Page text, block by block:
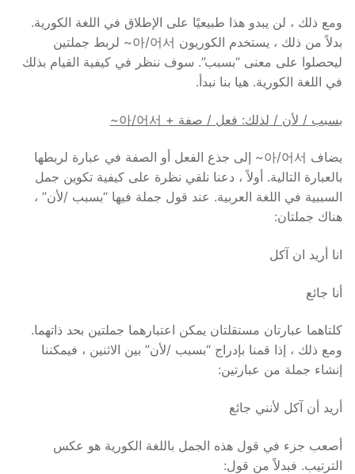
ومع ذلك ، لن يبدو هذا طبيعيًا على الإطلاق في اللغة الكورية.
بدلاً من ذلك ، يستخدم الكوريون 아/어서~ لربط جملتين
ليحصلوا على معنى “بسبب”. سوف ننظر في كيفية القيام بذلك
في اللغة الكورية. هيا بنا نبدأ.
بسبب / لأن / لذلك: فعل / صفة + 아/어서~
يضاف 아/어서~ إلى جذع الفعل أو الصفة في عبارة لربطها
بالعبارة التالية. أولاً ، دعنا نلقي نظرة على كيفية تكوين جمل
السببية في اللغة العربية. عند قول جملة فيها “بسبب /لأن” ،
هناك جملتان:
انا أريد ان آكل
أنا جائع
كلتاهما عبارتان مستقلتان يمكن اعتبارهما جملتين بحد ذاتهما.
ومع ذلك ، إذا قمنا بإدراج “بسبب /لأن” بين الاثنين ، فيمكننا
إنشاء جملة من عبارتين:
أريد أن آكل لأنني جائع
أصعب جزء في قول هذه الجمل باللغة الكورية هو عكس
الترتيب. فبدلاً من قول: